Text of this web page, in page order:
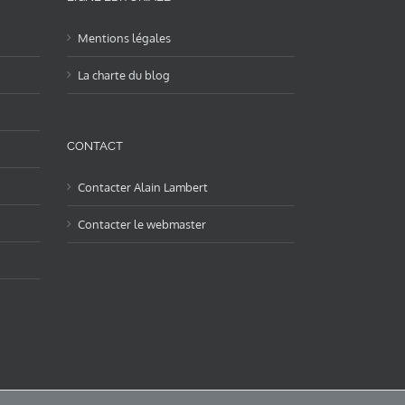
Mentions légales
La charte du blog
CONTACT
Contacter Alain Lambert
Contacter le webmaster